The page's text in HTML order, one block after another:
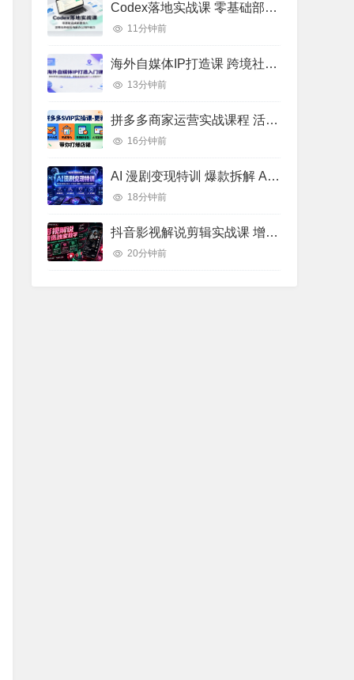
Codex落地实战课 零基础部署接入 AI办公创作高效工作流实操教程
11分钟前
海外自媒体IP打造课 跨境社媒运营 全球流量搭建实操教程
13分钟前
拼多多商家运营实战课程 活动推广优化 AI 赋能店铺运营教学
16分钟前
AI 漫剧变现特训 爆款拆解 AI 工具矩阵 小说改编漫剧批量剪辑实操教学
18分钟前
抖音影视解说剪辑实战课 增量流量逻辑 内部高阶创作玩法教学
20分钟前